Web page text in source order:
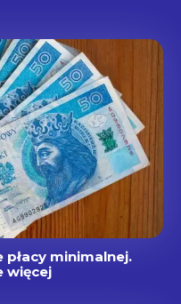
płacy minimalnej.
więcej